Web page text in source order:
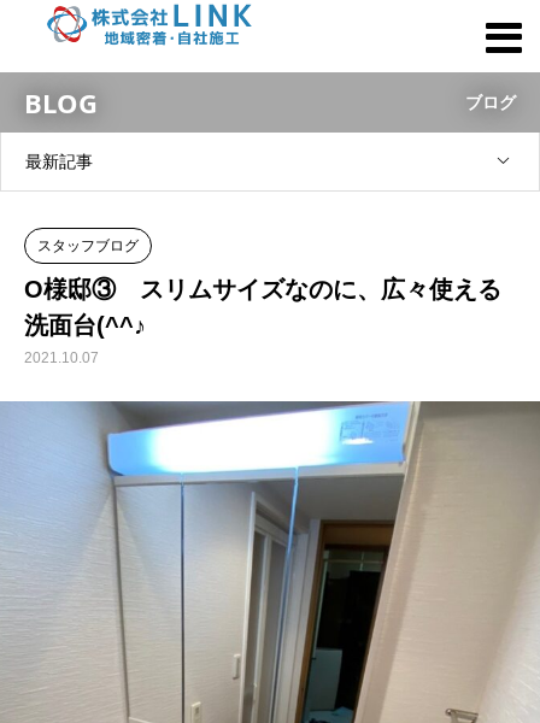
BLOG ブログ
最新記事
スタッフブログ
O様邸③ スリムサイズなのに、広々使える
洗面台(^^♪
2021.10.07